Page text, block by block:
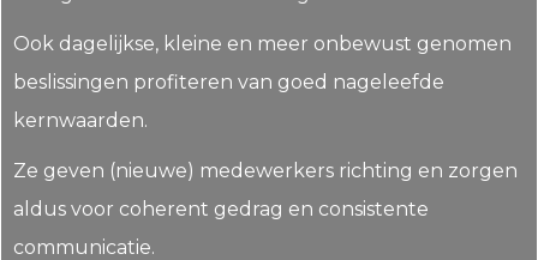
Ook dagelijkse, kleine en meer onbewust genomen
beslissingen profiteren van goed nageleefde
kernwaarden.
Ze geven (nieuwe) medewerkers richting en zorgen
aldus voor coherent gedrag en consistente
communicatie.